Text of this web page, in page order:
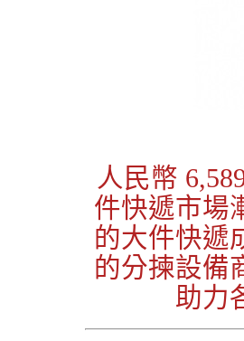
人民幣
件快遞市場
的大件快遞
的分揀設備
助力